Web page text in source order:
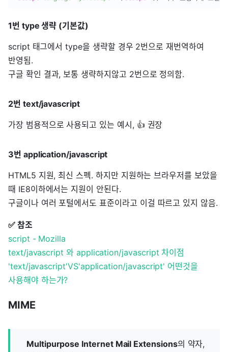
1번 type 생략 (기본값)
script 태그에서 type을 생략할 경우 2번으로 재번역하여
반영됨.
구글 확인 결과, 보통 생략하지않고 2번으로 정의함.
2번 text/javascript
가장 범용적으로 사용되고 있는 예시, 👍 권장
3번 application/javascript
HTML5 지원, 최신 스펙. 하지만 지원하는 브라우저를 보았을
때 IE8이하에서는 지원이 안된다.
구글이나 여러 포털에서도 표준이라고 이걸 따르고 있지 않음.
✅ 참조
script - Mozilla
text/javascript 와 application/javascript 차이점
'text/javascript'VS'application/javascript' 어떤것을
사용해야 하는가?
MIME
Multipurpose Internet Mail Extensions의 약자,